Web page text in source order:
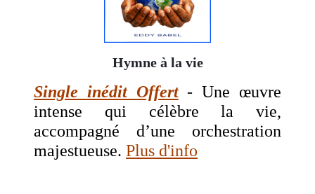
Hymne à la vie
Single inédit Offert- Une œuvre
intense qui célèbre la vie,
accompagné d’une orchestration
majestueuse. Plus d'info